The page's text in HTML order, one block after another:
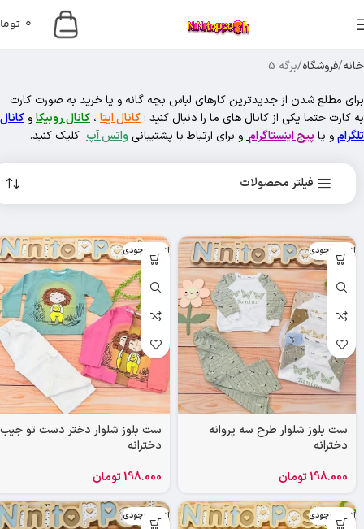
0
خانه فروشگاه برگه 5
برای مطلع شدن از جدیدترین کارهای لباس بچه گانه و یا خرید به صورت کارت
به کارت حتما یکی از کانال های ما را دنبال کنید :کانال ایتا ، کانال روبیکاو کانال
تلگرامو یا پیج اینستاگرام و برای ارتباط با پشتیبانی واتس آپ کلیک کنید.
فیلتر محصولات
اتمام موجودی
ست بلوز شلوار طرح سه پروانه
دخترانه
198.000تومان
اتمام موجودی
ست بلوز شلوار دختر دست تو جیب
دخترانه
198.000تومان
اتمام موجودی اتمام موجودی